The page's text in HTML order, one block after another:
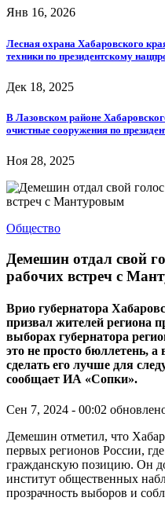
Янв 16, 2026
Лесная охрана Хабаровского
техники по президентскому
Дек 18, 2025
В Лазовском районе
очистные сооружения по
Ноя 28, 2025
Общество
Демешин отдал свой
рабочих встреч с
Врио губернатора
призвал жителей региона
выборах губернатора
это не просто бюллетень,
сделать его лучше для
сообщает ИА «Сопки».
Сен 7, 2024 - 00:02
Демешин отметил, что
первых регионов России,
гражданскую позицию. Он
институт общественных
прозрачность выборов и